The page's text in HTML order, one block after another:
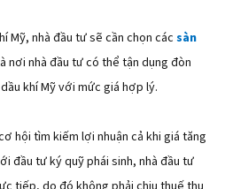
Mỹ, nhà đầu tư sẽ cần chọn các sàn
nơi nhà đầu tư có thể tận dụng đòn
khí Mỹ với mức giá hợp lý.
hội tìm kiếm lợi nhuận cả khi giá tăng
đầu tư ký quỹ phái sinh, nhà đầu tư